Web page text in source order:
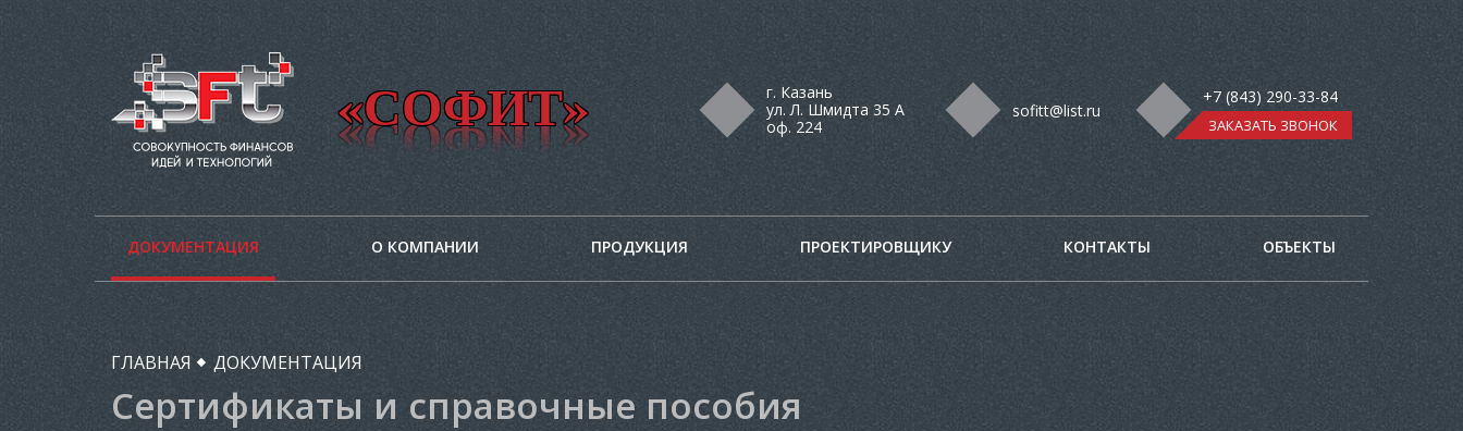
«СОФИТ»
г. Казань
ул. Л. Шмидта 35 А
оф. 224
sofitt@list.ru
+7 (843) 290-33-84
ЗАКАЗАТЬ ЗВОНОК
ДОКУМЕНТАЦИЯ О КОМПАНИИ ПРОДУКЦИЯ ПРОЕКТИРОВЩИКУ КОНТАКТЫ ОБЪЕКТЫ
ГЛАВНАЯ ДОКУМЕНТАЦИЯ
Сертификаты и справочные пособия